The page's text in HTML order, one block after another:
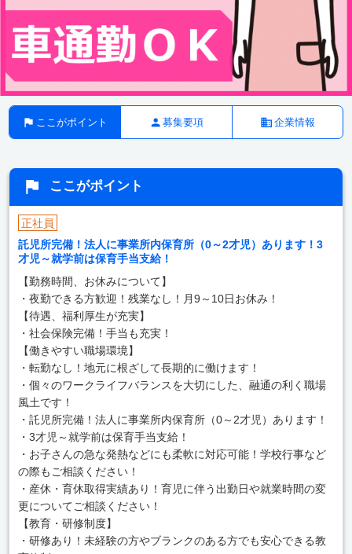
ここがポイント 募集要項 企業情報
ここがポイント
正社員
託児所完備！法人に事業所内保育所（0～2才児）あります！3
才児～就学前は保育手当支給！
【勤務時間、お休みについて】
・夜勤できる方歓迎！残業なし！月9～10日お休み！
【待遇、福利厚生が充実】
・社会保険完備！手当も充実！
【働きやすい職場環境】
・転勤なし！地元に根ざして長期的に働けます！
・個々のワークライフバランスを大切にした、融通の利く職場
風土です！
・託児所完備！法人に事業所内保育所（0～2才児）あります！
・3才児～就学前は保育手当支給！
・お子さんの急な発熱などにも柔軟に対応可能！学校行事など
の際もご相談ください！
・産休・育休取得実績あり！育児に伴う出勤日や就業時間の変
更についてご相談ください！
【教育・研修制度】
・研修あり！未経験の方やブランクのある方でも安心できる教